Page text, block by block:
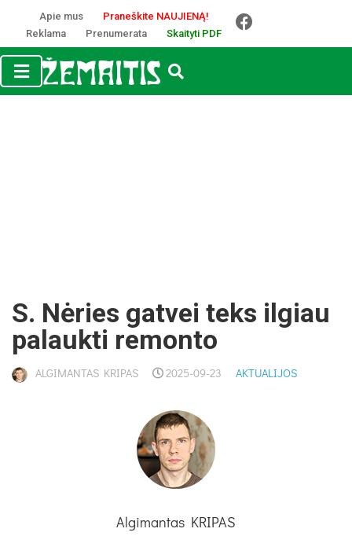
Apie mus
Praneškite NAUJIENĄ!
Reklama
Prenumerata Skaityti PDF
S. Nėries gat­vei teks il­giau
pa­lauk­ti re­mon­to
ALGIMANTAS KRIPAS 2025-09-23 AKTUALIJOS
Algimantas KRIPAS